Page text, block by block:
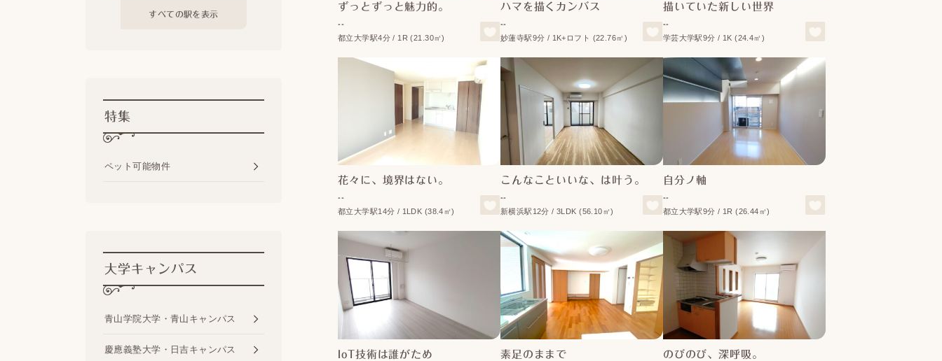
ずっとずっと魅力的。
--
都立大学駅4分 / 1R (21.30㎡)
ハマを描くカンバス
--
妙蓮寺駅9分 / 1K+ロフト (22.76㎡)
描いていた新しい世界
--
学芸大学駅9分 / 1K (24.4㎡)
花々に、境界はない。
--
都立大学駅14分 / 1LDK (38.4㎡)
こんなこといいな、は叶う。
--
新横浜駅12分 / 3LDK (56.10㎡)
自分ノ軸
--
都立大学駅9分 / 1R (26.44㎡)
IoT技術は誰がため
素足のままで
のびのび、深呼吸。
横浜
西小山すべての駅を表示
特集
ペット可能物件
大学キャンパス
青山学院大学・青山キャンパス
慶應義塾大学・日吉キャンパス